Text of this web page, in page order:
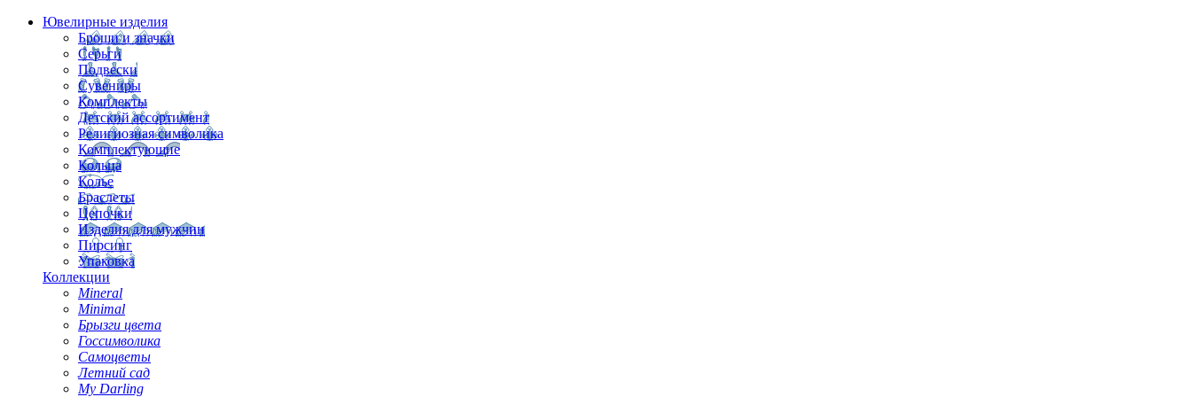
Ювелирные изделия
Броши и значки
Серьги
Подвески
Сувениры
Комплекты
Детский ассортимент
Религиозная символика
Комплектующие
Кольца
Колье
Браслеты
Цепочки
Изделия для мужчин
Пирсинг
Упаковка
Коллекции
Mineral
Minimal
Брызги цвета
Госсимволика
Самоцветы
Летний сад
My Darling